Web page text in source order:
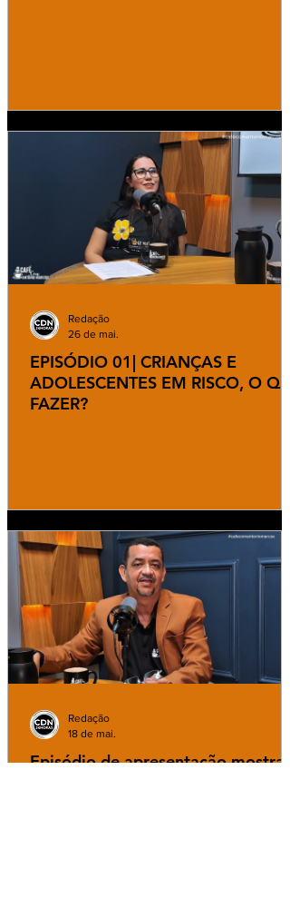
EPISÓDIO 01| CRIANÇAS E
ADOLESCENTES EM RISCO, O
FAZER?
Redação
26 de mai.
Episódio de apresentação mostra
Redação
18 de mai.